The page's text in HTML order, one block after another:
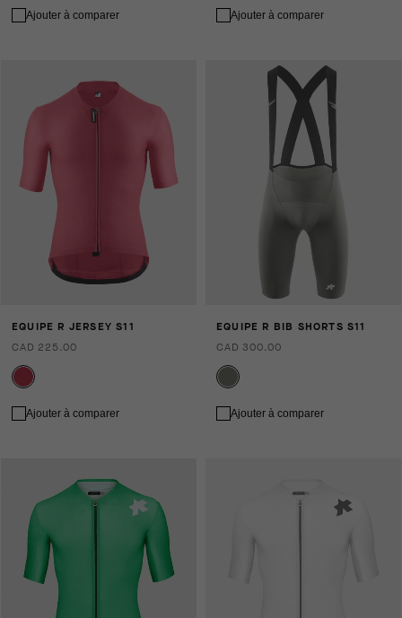
Ajouter à comparer Ajouter à comparer
EQUIPE R JERSEY S11
CAD 225.00
Ajouter à comparer
EQUIPE R BIB SHORTS S11
CAD 300.00
Ajouter à comparer